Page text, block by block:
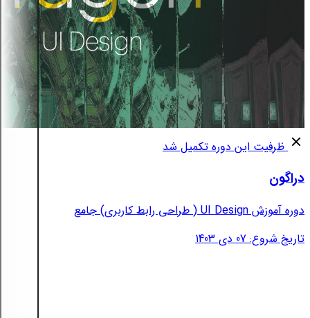
ظرفیت این دوره تکمیل شد
دراگون
دوره آموزش UI Design ( طراحی رابط کاربری) جامع
تاریخ شروع: 07 دی 1403